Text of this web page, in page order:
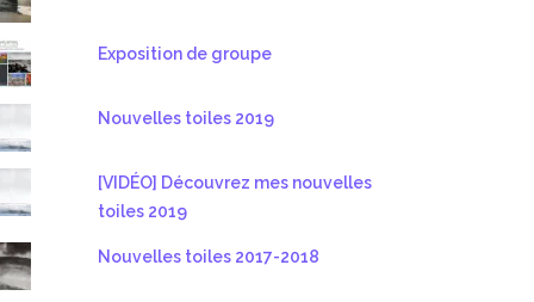
Exposition de groupe
Nouvelles toiles 2019
[VIDÉO] Découvrez mes nouvelles
toiles 2019
Nouvelles toiles 2017-2018